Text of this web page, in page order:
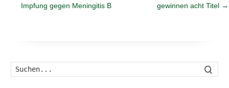
Impfung gegen Meningitis B
gewinnen acht Titel →